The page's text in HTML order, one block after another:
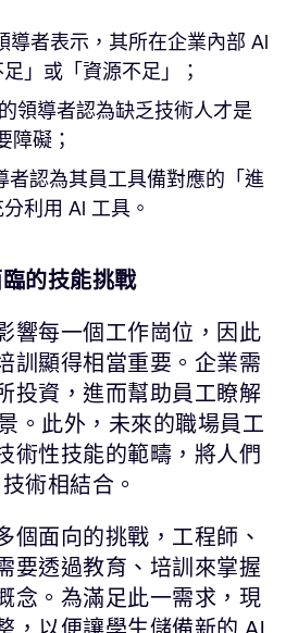
導者表示，其所在企業內部 AI
」或「資源不足」；
領導者認為缺乏技術人才是
障礙；
者認為其員工具備對應的「進
利用 AI 工具。
的技能挑戰
響每一個工作崗位，因此
訓顯得相當重要。企業需
投資，進而幫助員工瞭解
。此外，未來的職場員工
術性技能的範疇，將人們
術相結合。
個面向的挑戰，工程師、
要透過教育、培訓來掌握
念。為滿足此一需求，現